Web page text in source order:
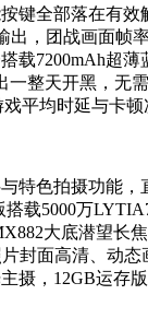
全部落在有
，团战画面
7200mAh超
整天开黑，
平均时延与卡
色拍摄功能
5000万
大底潜望
封面高清、动
，12GB运